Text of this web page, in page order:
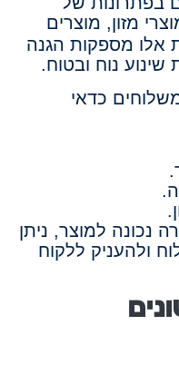
מזון, מוצרים
אלו מספקות הגנה
נוח ובטוח.
כדאי
נכונה למוצר, ניתן
ולהעניק ללקוח